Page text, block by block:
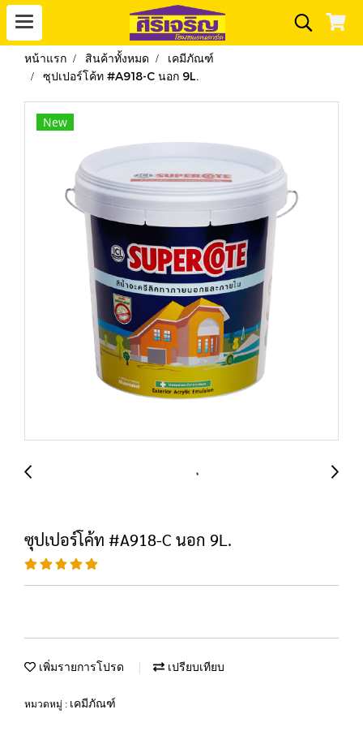
หน้าแรก สินค้าทั้งหมด
เคมีภัณฑ์
ซุปเปอร์โค้ท #A918-C นอก 9L.
New
ซุปเปอร์โค้ท #A918-C นอก 9L.
เพิ่มรายการโปรด เปรียบเทียบ
หมวดหมู่ : เคมีภัณฑ์